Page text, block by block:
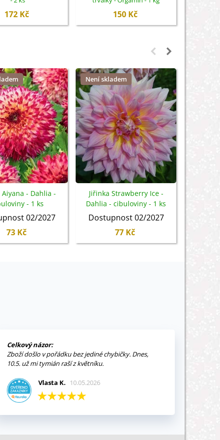
172 Kč 150 Kč
Aiyana - Dahlia -
- 1 ks
02/2027
73 Kč
Není skladem
Jiřinka Strawberry Ice -
Dahlia - cibuloviny - 1 ks
Dostupnost 02/2027
77 Kč
Celkový názor:
Zboží došlo v pořádku bez jediné chybičky. Dnes,
10.5. už mi tymián raší z květníku.
Vlasta K. 10.05.2026